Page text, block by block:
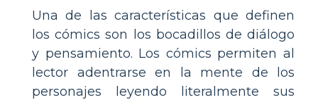
Una de las características que definen
los cómics son los bocadillos de diálogo
y pensamiento. Los cómics permiten al
lector adentrarse en la mente de los
personajes leyendo literalmente sus